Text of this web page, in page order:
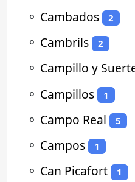
⚬ Cambados 2
⚬ Cambrils 2
⚬ Campillo y
⚬ Campillos 1
⚬ Campo Real 5
⚬ Campos 1
⚬ Can Picafort 1